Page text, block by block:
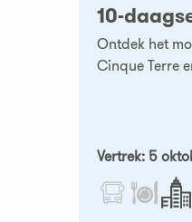
10-
Ontdek het
Cinque Terre
Vertrek: 5